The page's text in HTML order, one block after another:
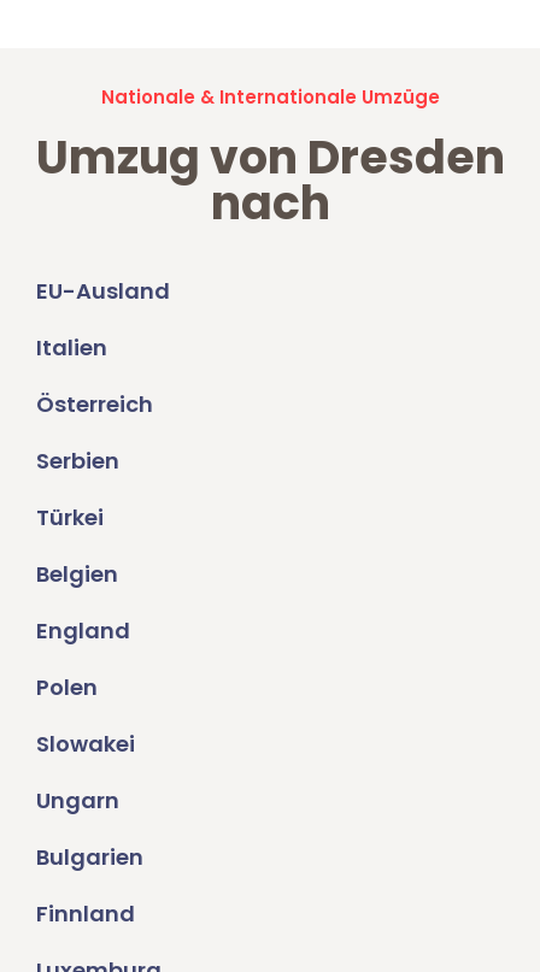
Nationale & Internationale Umzüge
Umzug von Dresden
nach
EU-Ausland
Italien
Österreich
Serbien
Türkei
Belgien
England
Polen
Slowakei
Ungarn
Bulgarien
Finnland